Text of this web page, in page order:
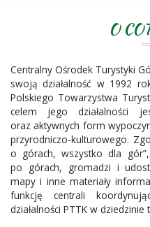
O
Centralny Ośrodek Turystyki
swoją działalność w 1992
Polskiego Towarzystwa
celem jego działalności
oraz aktywnych form
przyrodniczo-kulturowego.
o górach, wszystko dla
po górach, gromadzi i
mapy i inne materiały
funkcję centrali
działalności PTTK w